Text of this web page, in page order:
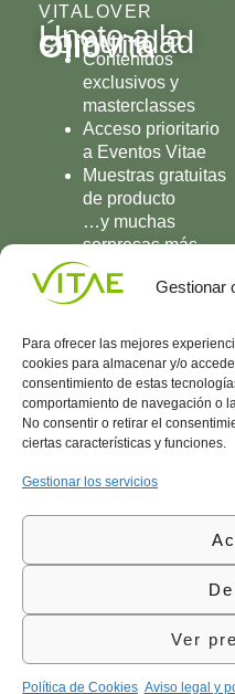
Gestionar
Para ofrecer las mejores
cookies para almacenar y/o
consentimiento de estas
comportamiento de navegación o
No consentir o retirar el
ciertas características y funciones.
Gestionar los servicios
Ver
Política de Cookies Aviso legal y
VITALOVER
Únete a la
comunidad
OlioVita
Contenidos
exclusivos y
masterclasses
Acceso prioritario
a Eventos Vitae
Muestras gratuitas
de producto
…y muchas
sorpresas más
UNIRME
Conocenos
Vitae
l
Área
©Vitae Health